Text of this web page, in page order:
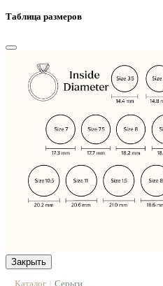
Таблица размеров
Закрыть
Каталог | Серьги